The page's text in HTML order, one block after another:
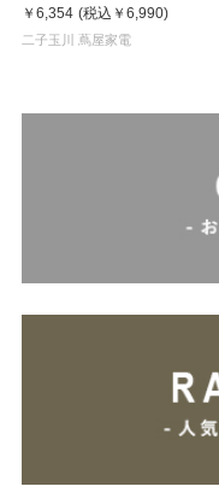
￥6,354 (税込 ￥6,990)
二子玉川 蔦屋家電